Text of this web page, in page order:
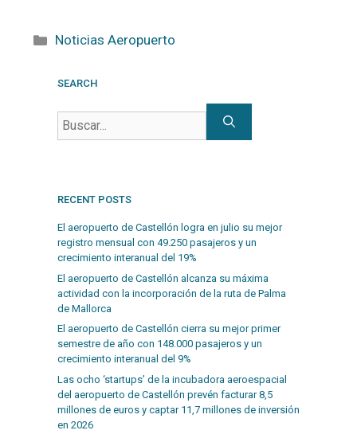
Noticias Aeropuerto
SEARCH
RECENT POSTS
El aeropuerto de Castellón logra en julio su mejor
registro mensual con 49.250 pasajeros y un
crecimiento interanual del 19%
El aeropuerto de Castellón alcanza su máxima
actividad con la incorporación de la ruta de Palma
de Mallorca
El aeropuerto de Castellón cierra su mejor primer
semestre de año con 148.000 pasajeros y un
crecimiento interanual del 9%
Las ocho ‘startups’ de la incubadora aeroespacial
del aeropuerto de Castellón prevén facturar 8,5
millones de euros y captar 11,7 millones de inversión
en 2026